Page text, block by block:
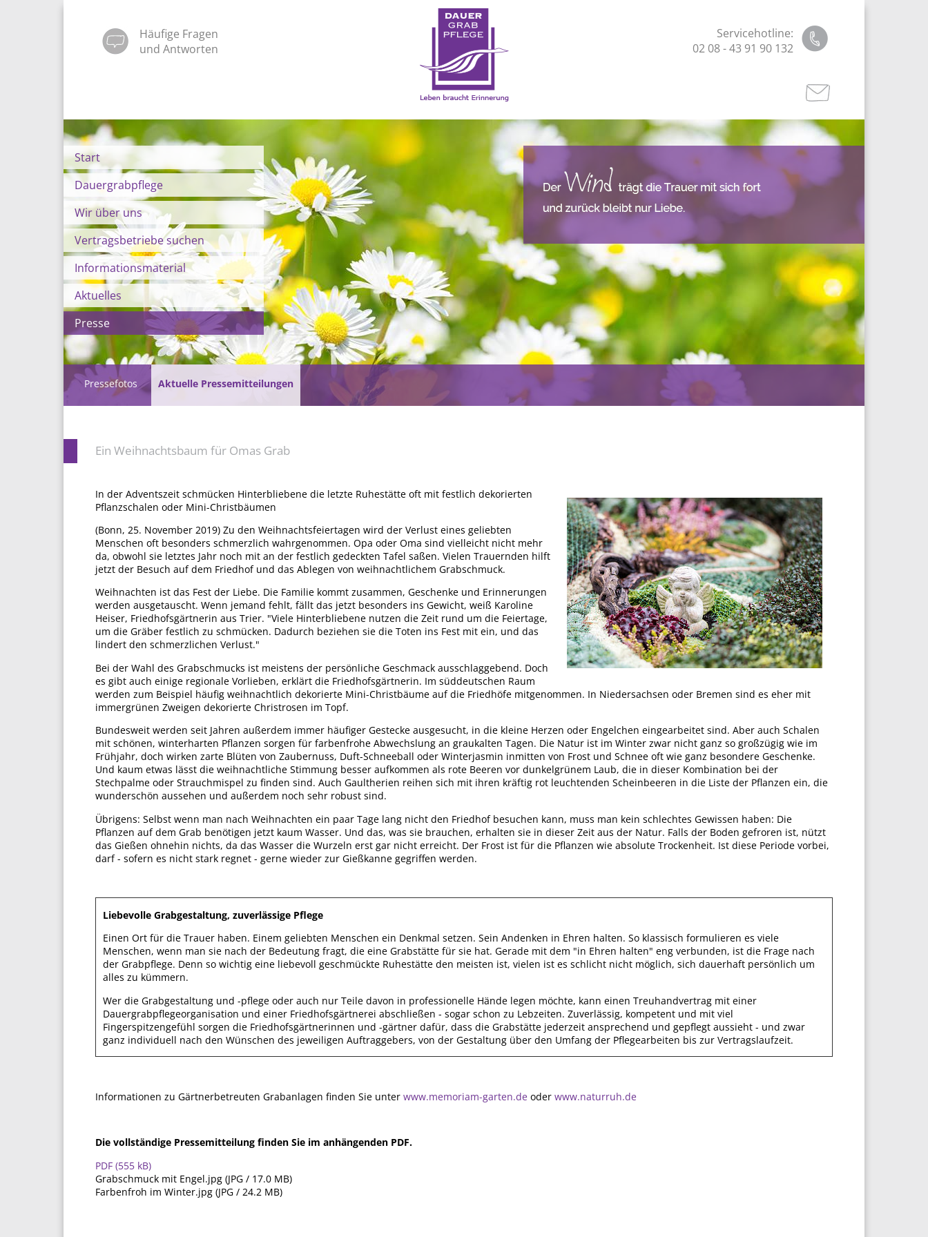
Häufige Fragen
und Antworten
Servicehotline:
02 08 - 43 91 90 132
Start
Dauergrabpflege
Wir über uns
Vertragsbetriebe suchen
Informationsmaterial
Aktuelles
Presse
Pressefotos Aktuelle Pressemitteilungen
Ein Weihnachtsbaum für Omas Grab
In der Adventszeit schmücken Hinterbliebene die letzte Ruhestätte oft mit festlich dekorierten
Pflanzschalen oder Mini-Christbäumen
(Bonn, 25. November 2019) Zu den Weihnachtsfeiertagen wird der Verlust eines geliebten
Menschen oft besonders schmerzlich wahrgenommen. Opa oder Oma sind vielleicht nicht mehr
da, obwohl sie letztes Jahr noch mit an der festlich gedeckten Tafel saßen. Vielen Trauernden hilft
jetzt der Besuch auf dem Friedhof und das Ablegen von weihnachtlichem Grabschmuck.
Weihnachten ist das Fest der Liebe. Die Familie kommt zusammen, Geschenke und Erinnerungen
werden ausgetauscht. Wenn jemand fehlt, fällt das jetzt besonders ins Gewicht, weiß Karoline
Heiser, Friedhofsgärtnerin aus Trier. "Viele Hinterbliebene nutzen die Zeit rund um die Feiertage,
um die Gräber festlich zu schmücken. Dadurch beziehen sie die Toten ins Fest mit ein, und das
lindert den schmerzlichen Verlust."
Bei der Wahl des Grabschmucks ist meistens der persönliche Geschmack ausschlaggebend. Doch
es gibt auch einige regionale Vorlieben, erklärt die Friedhofsgärtnerin. Im süddeutschen Raum
werden zum Beispiel häufig weihnachtlich dekorierte Mini-Christbäume auf die Friedhöfe mitgenommen. In Niedersachsen oder Bremen sind es eher mit
immergrünen Zweigen dekorierte Christrosen im Topf.
Bundesweit werden seit Jahren außerdem immer häufiger Gestecke ausgesucht, in die kleine Herzen oder Engelchen eingearbeitet sind. Aber auch Schalen
mit schönen, winterharten Pflanzen sorgen für farbenfrohe Abwechslung an graukalten Tagen. Die Natur ist im Winter zwar nicht ganz so großzügig wie im
Frühjahr, doch wirken zarte Blüten von Zaubernuss, Duft-Schneeball oder Winterjasmin inmitten von Frost und Schnee oft wie ganz besondere Geschenke.
Und kaum etwas lässt die weihnachtliche Stimmung besser aufkommen als rote Beeren vor dunkelgrünem Laub, die in dieser Kombination bei der
Stechpalme oder Strauchmispel zu finden sind. Auch Gaultherien reihen sich mit ihren kräftig rot leuchtenden Scheinbeeren in die Liste der Pflanzen ein, die
wunderschön aussehen und außerdem noch sehr robust sind.
Übrigens: Selbst wenn man nach Weihnachten ein paar Tage lang nicht den Friedhof besuchen kann, muss man kein schlechtes Gewissen haben: Die
Pflanzen auf dem Grab benötigen jetzt kaum Wasser. Und das, was sie brauchen, erhalten sie in dieser Zeit aus der Natur. Falls der Boden gefroren ist, nützt
das Gießen ohnehin nichts, da das Wasser die Wurzeln erst gar nicht erreicht. Der Frost ist für die Pflanzen wie absolute Trockenheit. Ist diese Periode vorbei,
darf - sofern es nicht stark regnet - gerne wieder zur Gießkanne gegriffen werden.
Liebevolle Grabgestaltung, zuverlässige Pflege
Einen Ort für die Trauer haben. Einem geliebten Menschen ein Denkmal setzen. Sein Andenken in Ehren halten. So klassisch formulieren es viele
Menschen, wenn man sie nach der Bedeutung fragt, die eine Grabstätte für sie hat. Gerade mit dem "in Ehren halten" eng verbunden, ist die Frage nach
der Grabpflege. Denn so wichtig eine liebevoll geschmückte Ruhestätte den meisten ist, vielen ist es schlicht nicht möglich, sich dauerhaft persönlich um
alles zu kümmern.
Wer die Grabgestaltung und -pflege oder auch nur Teile davon in professionelle Hände legen möchte, kann einen Treuhandvertrag mit einer
Dauergrabpflegeorganisation und einer Friedhofsgärtnerei abschließen - sogar schon zu Lebzeiten. Zuverlässig, kompetent und mit viel
Fingerspitzengefühl sorgen die Friedhofsgärtnerinnen und -gärtner dafür, dass die Grabstätte jederzeit ansprechend und gepflegt aussieht - und zwar
ganz individuell nach den Wünschen des jeweiligen Auftraggebers, von der Gestaltung über den Umfang der Pflegearbeiten bis zur Vertragslaufzeit.
Informationen zu Gärtnerbetreuten Grabanlagen finden Sie unter www.memoriam-garten.de oder www.naturruh.de
Die vollständige Pressemitteilung finden Sie im anhängenden PDF.
PDF (555 kB)
Grabschmuck mit Engel.jpg (JPG / 17.0 MB)
Farbenfroh im Winter.jpg (JPG / 24.2 MB)